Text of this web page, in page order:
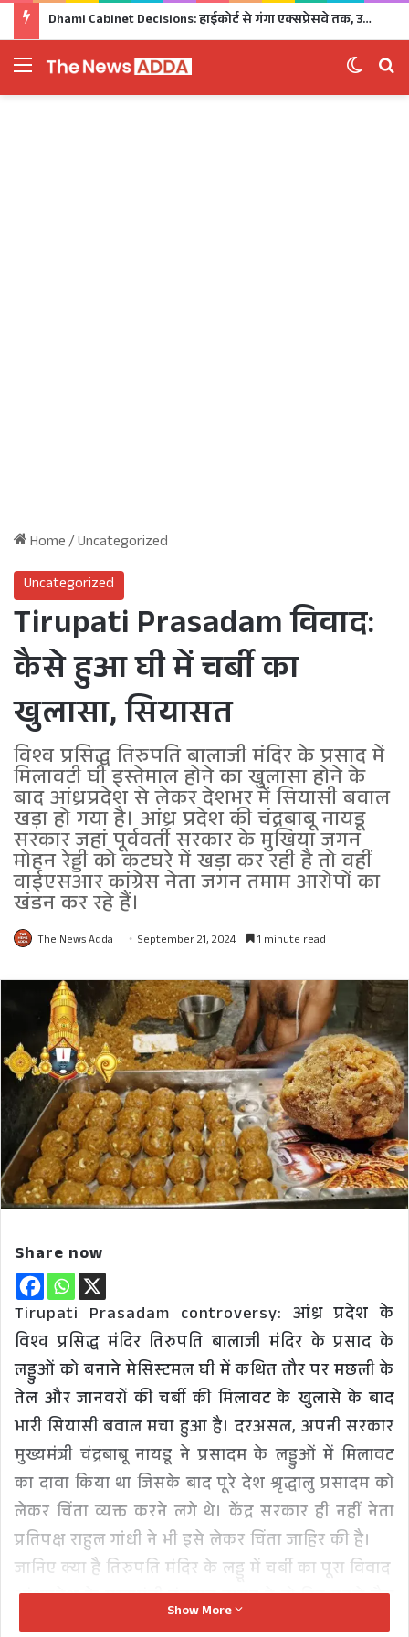
Dhami Cabinet Decisions: हाईकोर्ट से गंगा एक्सप्रेसवे तक, उत्तराखंड कैबिनेट के बड़े फैसले Click
Menu
Home/Uncategorized
Uncategorized
Tirupati Prasadam विवाद:
कैसे हुआ घी में चर्बी का
खुलासा, सियासत
विश्व प्रसिद्ध तिरुपति बालाजी मंदिर के प्रसाद में
मिलावटी घी इस्तेमाल होने का खुलासा होने के
बाद आंध्रप्रदेश से लेकर देशभर में सियासी बवाल
खड़ा हो गया है। आंध्र प्रदेश की चंद्रबाबू नायडू
सरकार जहां पूर्ववर्ती सरकार के मुखिया जगन
मोहन रेड्डी को कटघरे में खड़ा कर रही है तो वहीं
वाईएसआर कांग्रेस नेता जगन तमाम आरोपों का
खंडन कर रहे हैं।
The News Adda September 21, 2024 1 minute read
Share now
Tirupati Prasadam controversy: आंध्र प्रदेश के
विश्व प्रसिद्ध मंदिर तिरुपति बालाजी मंदिर के प्रसाद के
लड्डुओं को बनाने मेसिस्टमल घी में कथित तौर पर मछली के
तेल और जानवरों की चर्बी की मिलावट के खुलासे के बाद
भारी सियासी बवाल मचा हुआ है। दरअसल, अपनी सरकार
मुख्यमंत्री चंद्रबाबू नायडू ने प्रसादम के लड्डुओं में मिलावट
का दावा किया था जिसके बाद पूरे देश श्रृद्धालु प्रसादम को
लेकर चिंता व्यक्त करने लगे थे। केंद्र सरकार ही नहीं नेता
प्रतिपक्ष राहुल गांधी ने भी इसे लेकर चिंता जाहिर की है।
जानिए क्या है तिरुपति मंदिर के लड्डू में चर्बी का पूरा विवाद
आंध्रप्रदेश के मुख्यमंत्री चंद्रबाबू नायडू ने दो दिन पहले लैब
रिपोर्ट के हवाले से दावा किया था कि, मंदिर के प्रसादम में
Show More